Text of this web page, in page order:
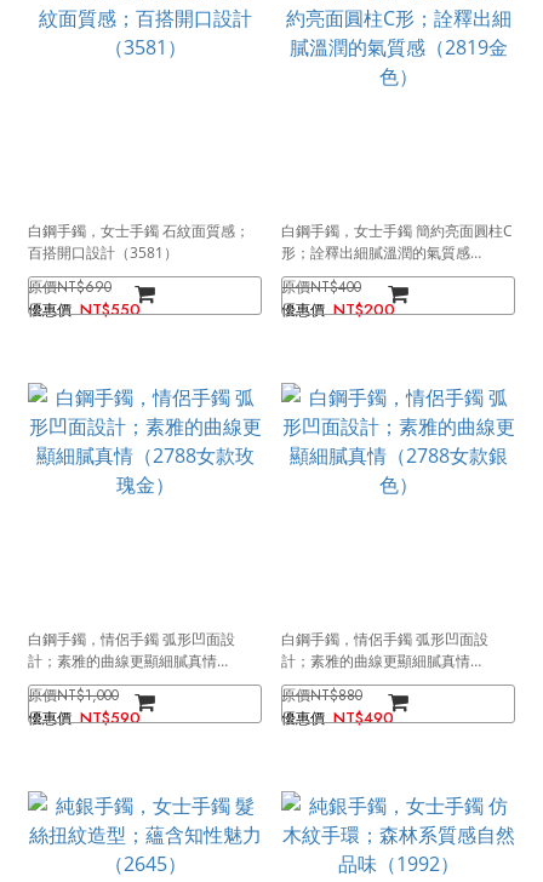
白鋼手鐲，女士手鐲 石紋面質感；
百搭開口設計（3581）
NT$690
NT$550
白鋼手鐲，女士手鐲 簡約亮面圓柱C
形；詮釋出細膩溫潤的氣質感
（2819金色）
NT$400
NT$200
白鋼手鐲，情侶手鐲 弧形凹面設
計；素雅的曲線更顯細膩真情
（2788女款玫瑰金）
NT$1,000
NT$590
白鋼手鐲，情侶手鐲 弧形凹面設
計；素雅的曲線更顯細膩真情
（2788女款銀色）
NT$880
NT$490